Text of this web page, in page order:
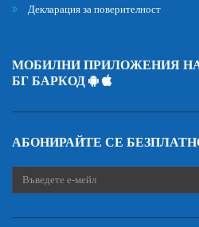
Декларация за поверителност
МОБИЛНИ ПРИЛОЖЕНИЯ
БГ БАРКОД
АБОНИРАЙТЕ СЕ